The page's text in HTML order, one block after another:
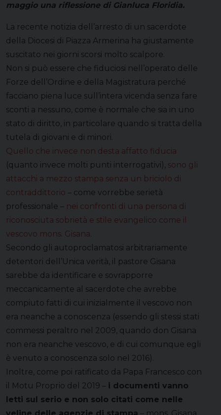
maggio una riflessione di Gianluca Floridia.
La recente notizia dell’arresto di un sacerdote
della Diocesi di Piazza Armerina ha giustamente
suscitato nei giorni scorsi molto scalpore.
Non si può essere che fiduciosi nell’operato delle
Forze dell’Ordine e della Magistratura perché
facciano piena luce sull’intera vicenda senza fare
sconti a nessuno, come è normale che sia in uno
stato di diritto, in particolare quando si tratta della
tutela di giovani e di minori.
Quello che invece non desta affatto fiducia
(quanto invece molti punti interrogativi), sono gli
attacchi a mezzo stampa senza un briciolo di
contraddittorio – come vorrebbe serietà
professionale – nei confronti di una persona di
riconosciuta sobrietà e stile evangelico come il
vescovo mons. Gisana.
Secondo gli autoproclamatosi arbitrariamente
detentori dell’Unica verità, il pastore Gisana
sarebbe da identificare e sovrapporre
meccanicamente al sacerdote che avrebbe
compiuto fatti di cui inizialmente il vescovo non
era neanche a conoscenza (essendo gli stessi stati
commessi peraltro nel 2009, quando don Gisana
non era neanche vescovo, e di cui comunque egli
è venuto a conoscenza solo nel 2016).
Inoltre, come poi ratificato da Papa Francesco con
il Motu Proprio del 2019 – i documenti vanno
letti sul serio e non solo citati come nelle